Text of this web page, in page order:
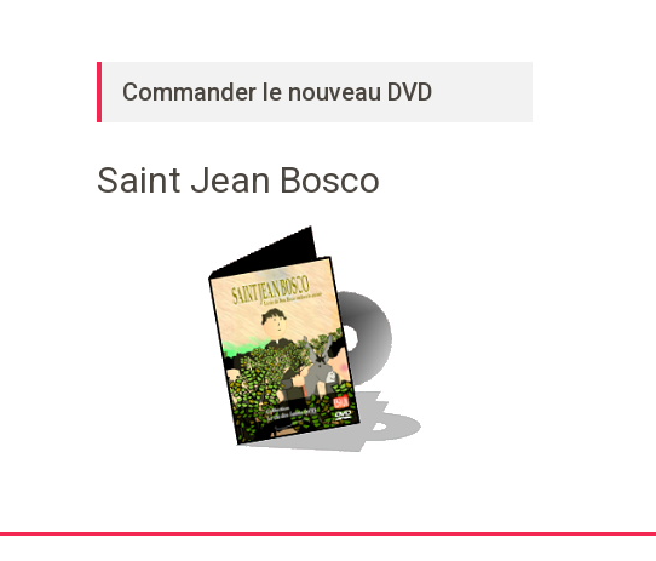
Commander le nouveau DVD
Saint Jean Bosco